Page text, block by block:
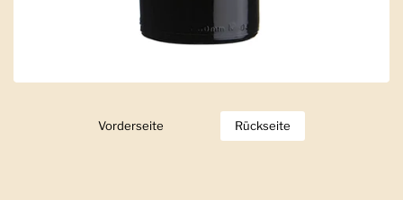
Zeige Folie 1
Vorderseite Zeige Folie 2
Rückseite